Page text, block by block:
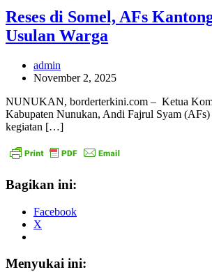
Reses di Somel, AFs
Usulan Warga
admin
November 2, 2025
NUNUKAN, borderterkini.com – Ketua
Kabupaten Nunukan, Andi Fajrul Syam (AFs)
kegiatan […]
Bagikan ini:
Facebook
X
Menyukai ini: